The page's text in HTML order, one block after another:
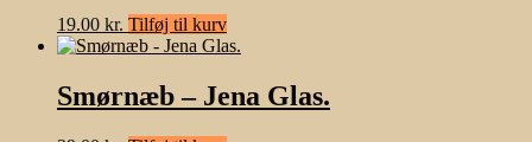
19.00 kr. Tilføj til kurv
Smørnæb – Jena Glas.